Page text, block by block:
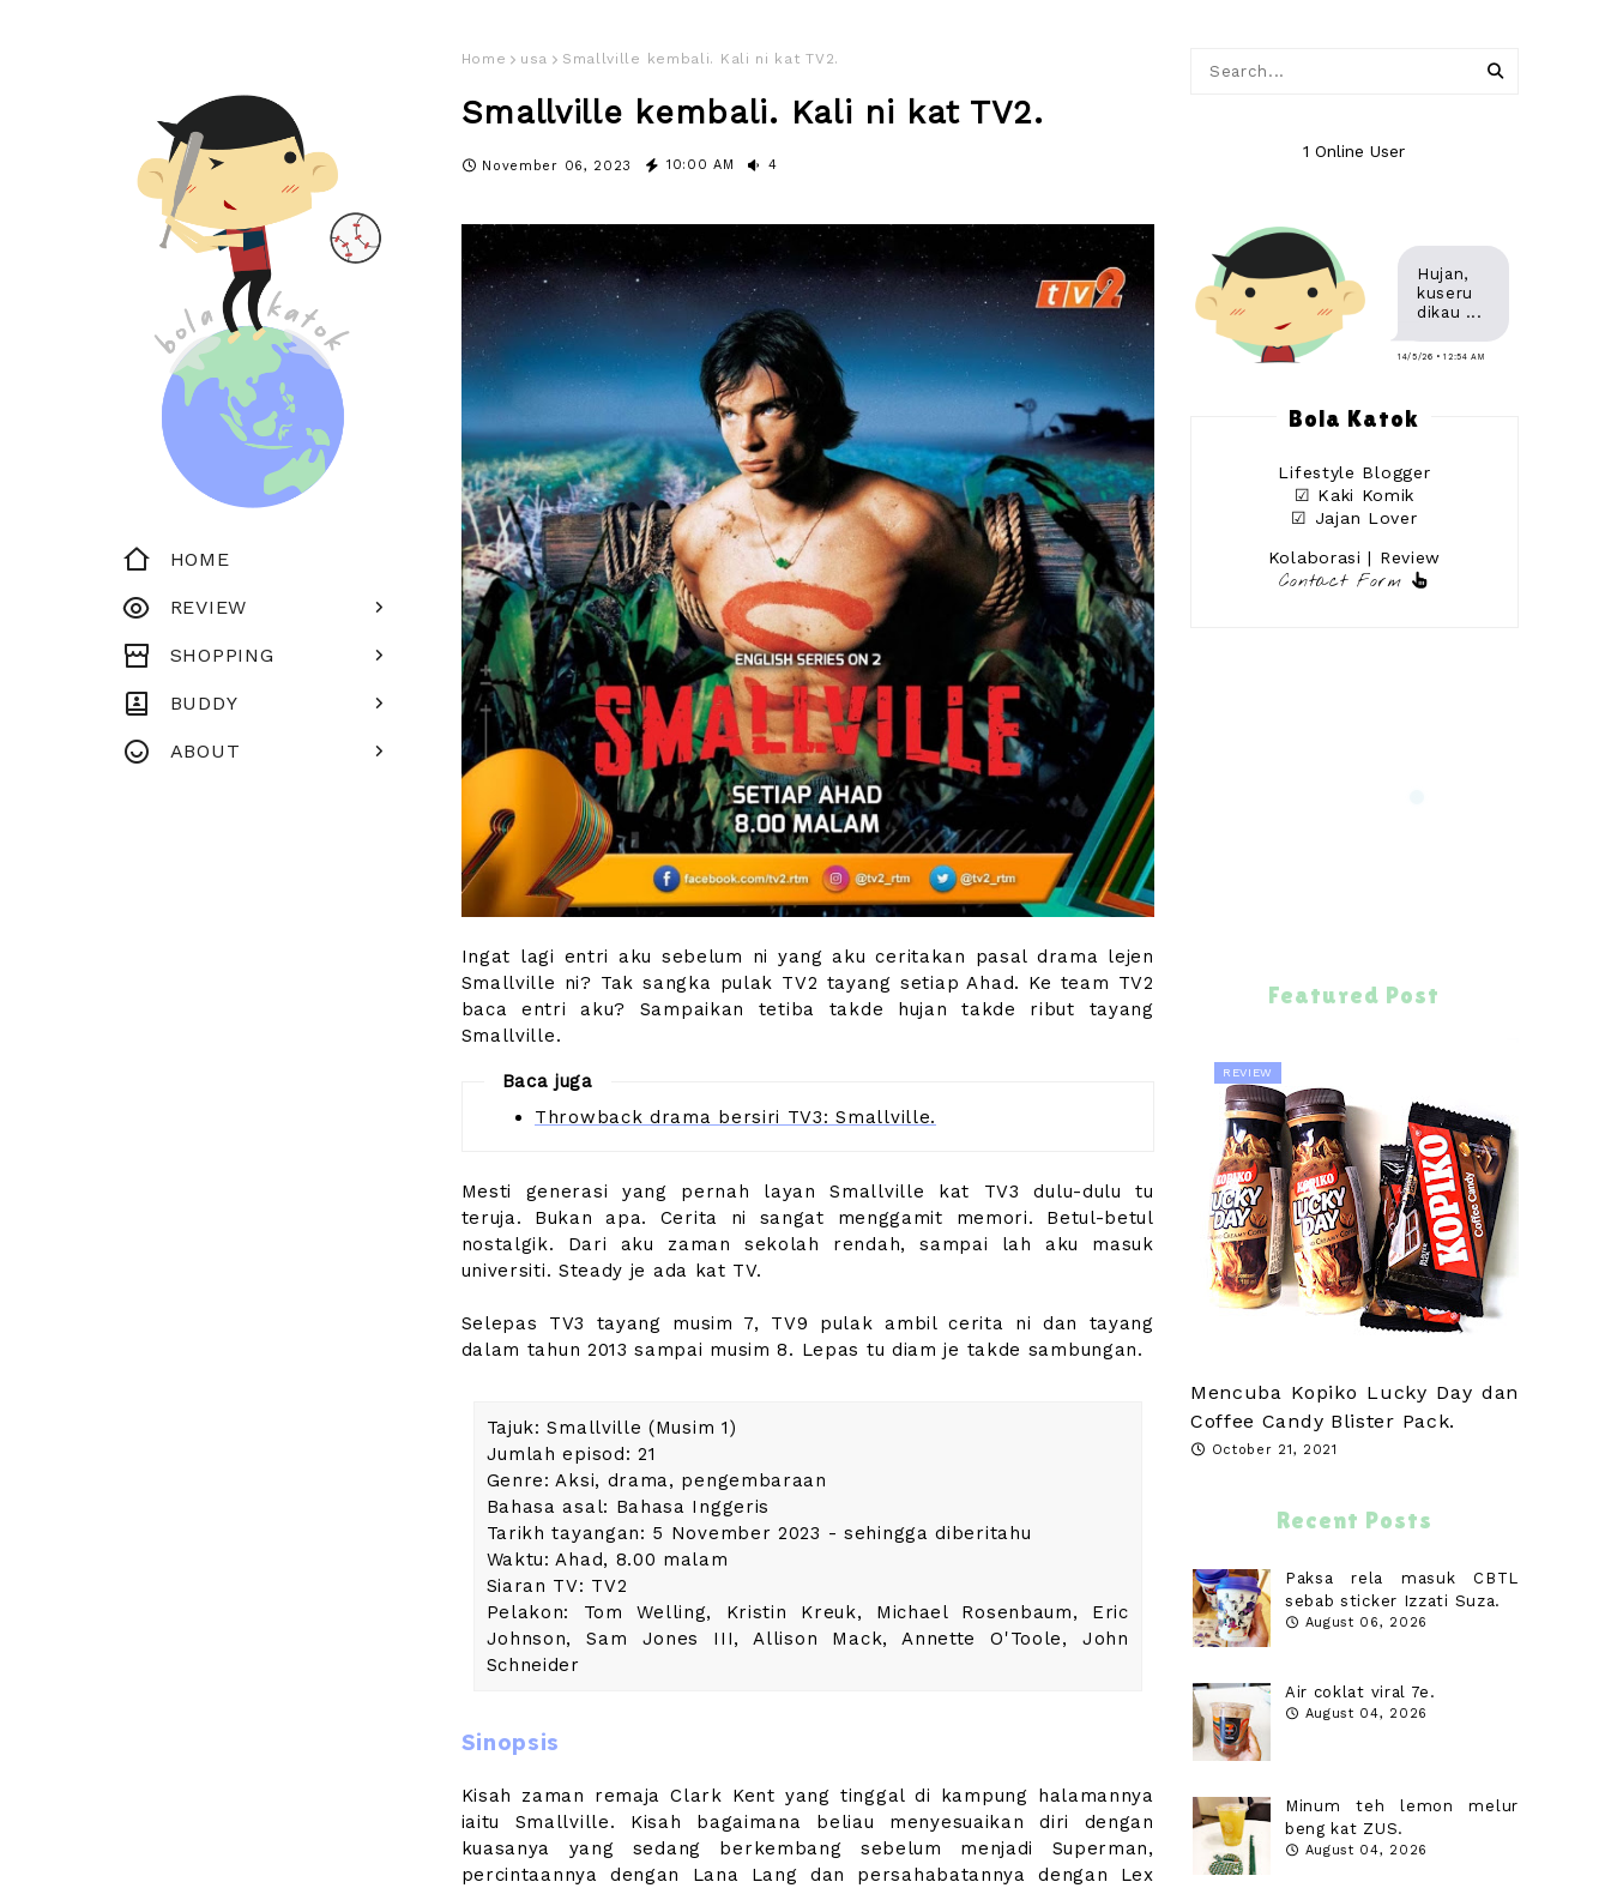
HOME
REVIEW
SHOPPING
BUDDY
ABOUT
Home usa Smallville kembali. Kali ni kat TV2.
Smallville kembali. Kali ni kat TV2.
November 06, 2023 10:00 AM 4
Ingat lagi entri aku sebelum ni yang aku ceritakan pasal drama lejen
Smallville ni? Tak sangka pulak TV2 tayang setiap Ahad. Ke team TV2
baca entri aku? Sampaikan tetiba takde hujan takde ribut tayang
Smallville.
Baca juga
Throwback drama bersiri TV3: Smallville.
Mesti generasi yang pernah layan Smallville kat TV3 dulu-dulu tu
teruja. Bukan apa. Cerita ni sangat menggamit memori. Betul-betul
nostalgik. Dari aku zaman sekolah rendah, sampai lah aku masuk
universiti. Steady je ada kat TV.
Selepas TV3 tayang musim 7, TV9 pulak ambil cerita ni dan tayang
dalam tahun 2013 sampai musim 8. Lepas tu diam je takde sambungan.
Tajuk: Smallville (Musim 1)
Jumlah episod: 21
Genre: Aksi, drama, pengembaraan
Bahasa asal: Bahasa Inggeris
Tarikh tayangan: 5 November 2023 - sehingga diberitahu
Waktu: Ahad, 8.00 malam
Siaran TV: TV2
Pelakon: Tom Welling, Kristin Kreuk, Michael Rosenbaum, Eric
Johnson, Sam Jones III, Allison Mack, Annette O'Toole, John
Schneider
Sinopsis
Kisah zaman remaja Clark Kent yang tinggal di kampung halamannya
iaitu Smallville. Kisah bagaimana beliau menyesuaikan diri dengan
kuasanya yang sedang berkembang sebelum menjadi Superman,
percintaannya dengan Lana Lang dan persahabatannya dengan Lex
1 Online User
Hujan,
kuseru
dikau ...
14/5/26 • 12:54 AM
Bola Katok
Lifestyle Blogger
☑ Kaki Komik
☑ Jajan Lover
Kolaborasi | Review
Contact Form
Featured Post
REVIEW
Mencuba Kopiko Lucky Day dan
Coffee Candy Blister Pack.
October 21, 2021
Recent Posts
Paksa rela masuk CBTL
sebab sticker Izzati Suza.
August 06, 2026
Air coklat viral 7e.
August 04, 2026
Minum teh lemon melur
beng kat ZUS.
August 04, 2026